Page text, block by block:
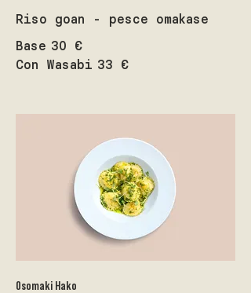
Riso goan - pesce omakase
Base 30 €
Con Wasabi 33 €
Osomaki Hako